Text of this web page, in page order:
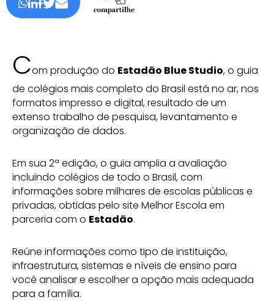
Com produção do Estadão Blue Studio, o guia
de colégios mais completo do Brasil está no ar, nos
formatos impresso e digital, resultado de um
extenso trabalho de pesquisa, levantamento e
organização de dados.
Em sua 2ª edição, o guia amplia a avaliação
incluindo colégios de todo o Brasil, com
informações sobre milhares de escolas públicas e
privadas, obtidas pelo site Melhor Escola em
parceria com o Estadão.
Reúne informações como tipo de instituição,
infraestrutura, sistemas e níveis de ensino para
você analisar e escolher a opção mais adequada
para a família.